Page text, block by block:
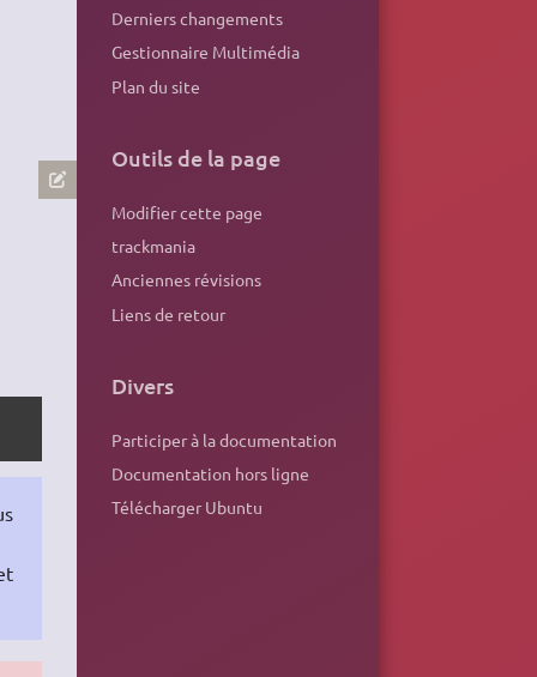
Derniers changements
Gestionnaire Multimédia
Plan du site
Outils de la page
Modifier cette page
trackmania
Anciennes révisions
Liens de retour
Divers
Participer à la documentation
Documentation hors ligne
Télécharger Ubuntu